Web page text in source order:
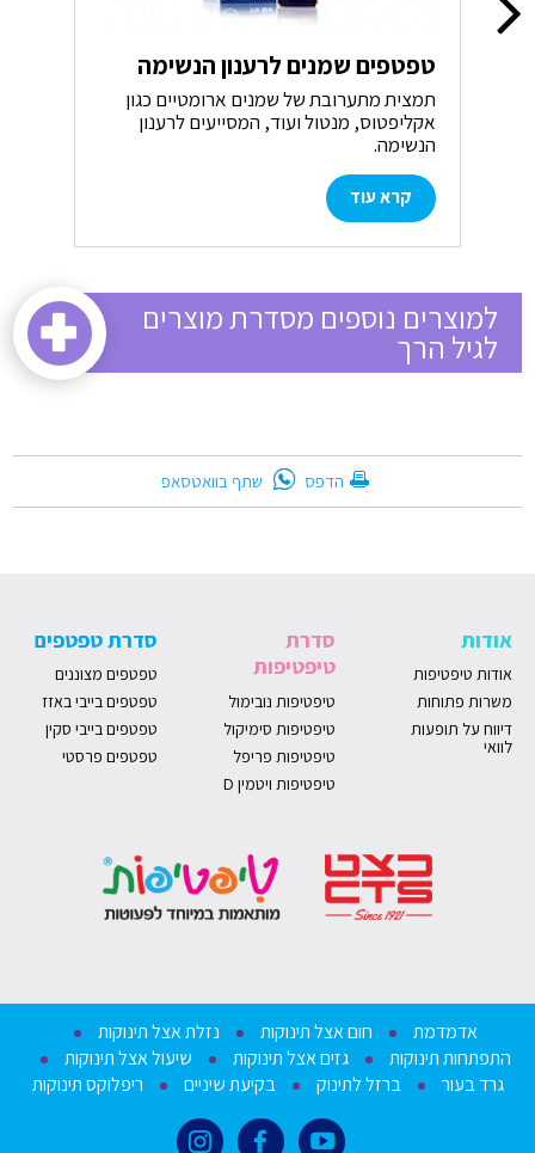
טפטפים שמנים לרענון הנשימה
תמצית מתערובת של שמנים ארומטיים כגון
אקליפטוס, מנטול ועוד, המסייעים לרענון
הנשימה.
קרא עוד
למוצרים נוספים מסדרת מוצרים
לגיל הרך
הדפס שתף בוואטסאפ
אודות
אודות טיפטיפות
משרות פתוחות
דיווח על תופעות
לוואי
סדרת
טיפטיפות
טיפטיפות נובימול
טיפטיפות סימיקול
טיפטיפות פריפל
טיפטיפות ויטמין D
סדרת טפטפים
טפטפים מצוננים
טפטפים בייבי באזז
טפטפים בייבי סקין
טפטפים פרסטי
אדמדמת חום אצל תינוקות
נזלת אצל תינוקות
התפתחות תינוקות
גזים אצל תינוקות
שיעול אצל תינוקות
גרד בעור
ברזל לתינוק בקיעת שיניים ריפלוקס תינוקות